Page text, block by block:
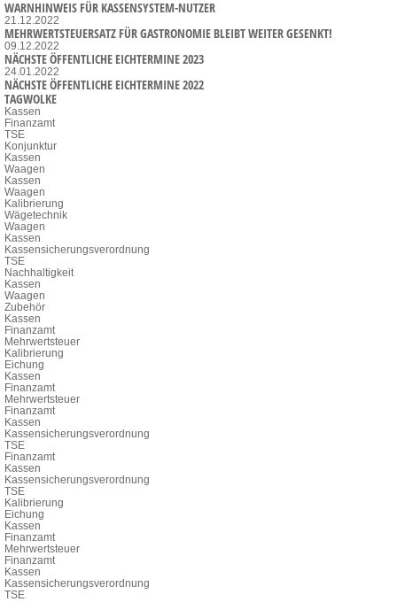
WARNHINWEIS FÜR KASSENSYSTEM-NUTZER
21.12.2022
MEHRWERTSTEUERSATZ FÜR GASTRONOMIE BLEIBT WEITER GESENKT!
09.12.2022
NÄCHSTE ÖFFENTLICHE EICHTERMINE 2023
24.01.2022
NÄCHSTE ÖFFENTLICHE EICHTERMINE 2022
TAGWOLKE
Kassen
Finanzamt
TSE
Konjunktur
Kassen
Waagen
Kassen
Waagen
Kalibrierung
Wägetechnik
Waagen
Kassen
Kassensicherungsverordnung
TSE
Nachhaltigkeit
Kassen
Waagen
Zubehör
Kassen
Finanzamt
Mehrwertsteuer
Kalibrierung
Eichung
Kassen
Finanzamt
Mehrwertsteuer
Finanzamt
Kassen
Kassensicherungsverordnung
TSE
Finanzamt
Kassen
Kassensicherungsverordnung
TSE
Kalibrierung
Eichung
Kassen
Finanzamt
Mehrwertsteuer
Finanzamt
Kassen
Kassensicherungsverordnung
TSE